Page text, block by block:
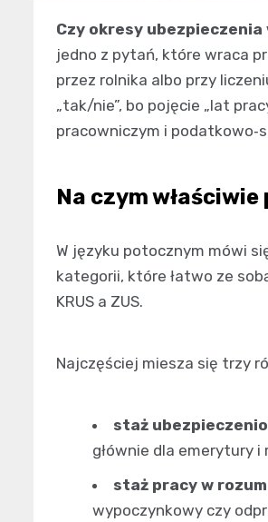
Czy okresy ubezpieczenia
jedno z pytań, które wraca
przez rolnika albo przy
„tak/nie”, bo pojęcie „lat
pracowniczym i
Na czym
W języku potocznym mówi
kategorii, które łatwo ze
KRUS a ZUS.
Najczęściej miesza się trzy
staż
głównie dla emerytury i
staż pracy w
wypoczynkowy czy